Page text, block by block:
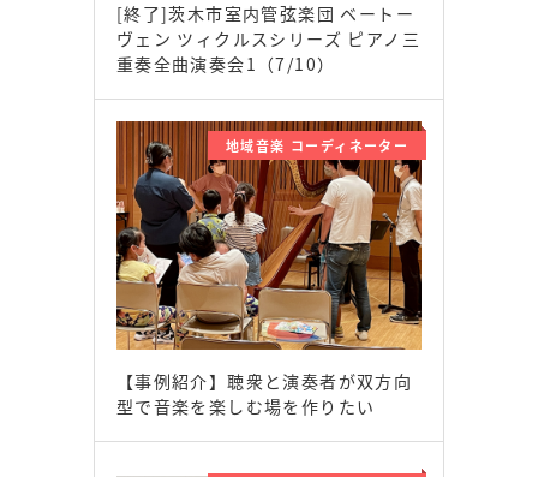
[終了]茨木市室内管弦楽団 ベートー
ヴェン ツィクルスシリーズ ピアノ三
重奏全曲演奏会1（7/10）
地域音楽 コーディネーター
【事例紹介】聴衆と演奏者が双方向
型で音楽を楽しむ場を作りたい